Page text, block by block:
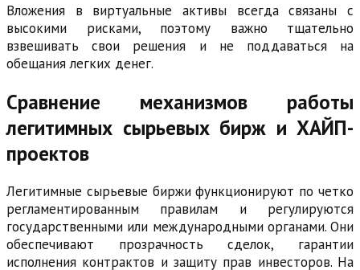
Вложения в виртуальные активы всегда связаны с
высокими рисками, поэтому важно тщательно
взвешивать свои решения и не поддаваться на
обещания легких денег.
Сравнение механизмов работы
легитимных сырьевых бирж и ХАЙП-
проектов
Легитимные сырьевые биржи функционируют по четко
регламентированным правилам и регулируются
государственными или международными органами. Они
обеспечивают прозрачность сделок, гарантии
исполнения контрактов и защиту прав инвесторов. На